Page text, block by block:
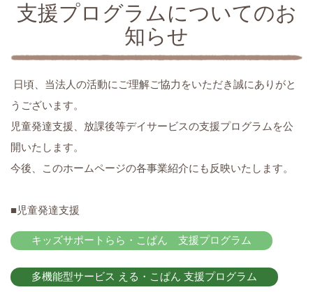
支援プログラムについてのお
知らせ
日頃、当法人の活動にご理解ご協力をいただき誠にありがと
うございます。
児童発達支援、放課後等デイサービスの支援プログラムを公
開いたします。
今後、このホームページの各事業紹介にも反映いたします。
■児童発達支援
キッズサポートらら・こぱん 支援プログラム
多機能型サービス える・こぱん 支援プログラム